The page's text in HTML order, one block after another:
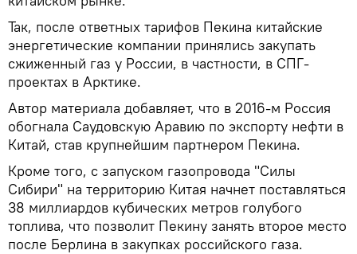
Так, после ответных тарифов Пекина китайские
энергетические компании принялись закупать
сжиженный газ у России, в частности, в СПГ-
проектах в Арктике.
Автор материала добавляет, что в 2016-м Россия
обогнала Саудовскую Аравию по экспорту нефти в
Китай, став крупнейшим партнером Пекина.
Кроме того, с запуском газопровода "Силы
Сибири" на территорию Китая начнет поставляться
38 миллиардов кубических метров голубого
топлива, что позволит Пекину занять второе место
после Берлина в закупках российского газа.